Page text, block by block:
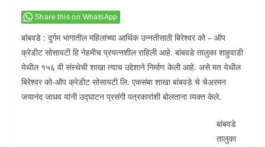
Share this on WhatsApp
बांबवडे : दुर्गम भागातील महिलांच्या आर्थिक उन्नतीसाठी बिरेश्वर को – ऑप
क्रेडीट सोसायटी हि नेहमीच प्रयत्नशील राहिली आहे. बांबवडे तालुका शाहुवाडी
येथील १५६ वी संस्थेची शाखा त्याच उद्देशाने निर्माण केली आहे. असे मत येथील
बिरेश्वर को-ऑप क्रेडीट सोसायटी लि. एकसंबा शाखा बांबवडे चे चेअरमन
जयानंद जाधव यांनी उद्घाटन प्रसंगी पत्रकारांशी बोलताना व्यक्त केले.
बांबवडे
तालुका